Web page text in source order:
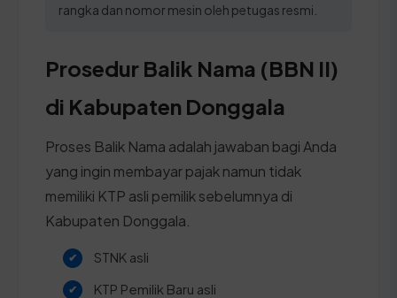
rangka dan nomor mesin oleh petugas resmi.
Prosedur Balik Nama (BBN II)
di Kabupaten Donggala
Proses Balik Nama adalah jawaban bagi Anda
yang ingin membayar pajak namun tidak
memiliki KTP asli pemilik sebelumnya di
Kabupaten Donggala.
STNK asli
KTP Pemilik Baru asli